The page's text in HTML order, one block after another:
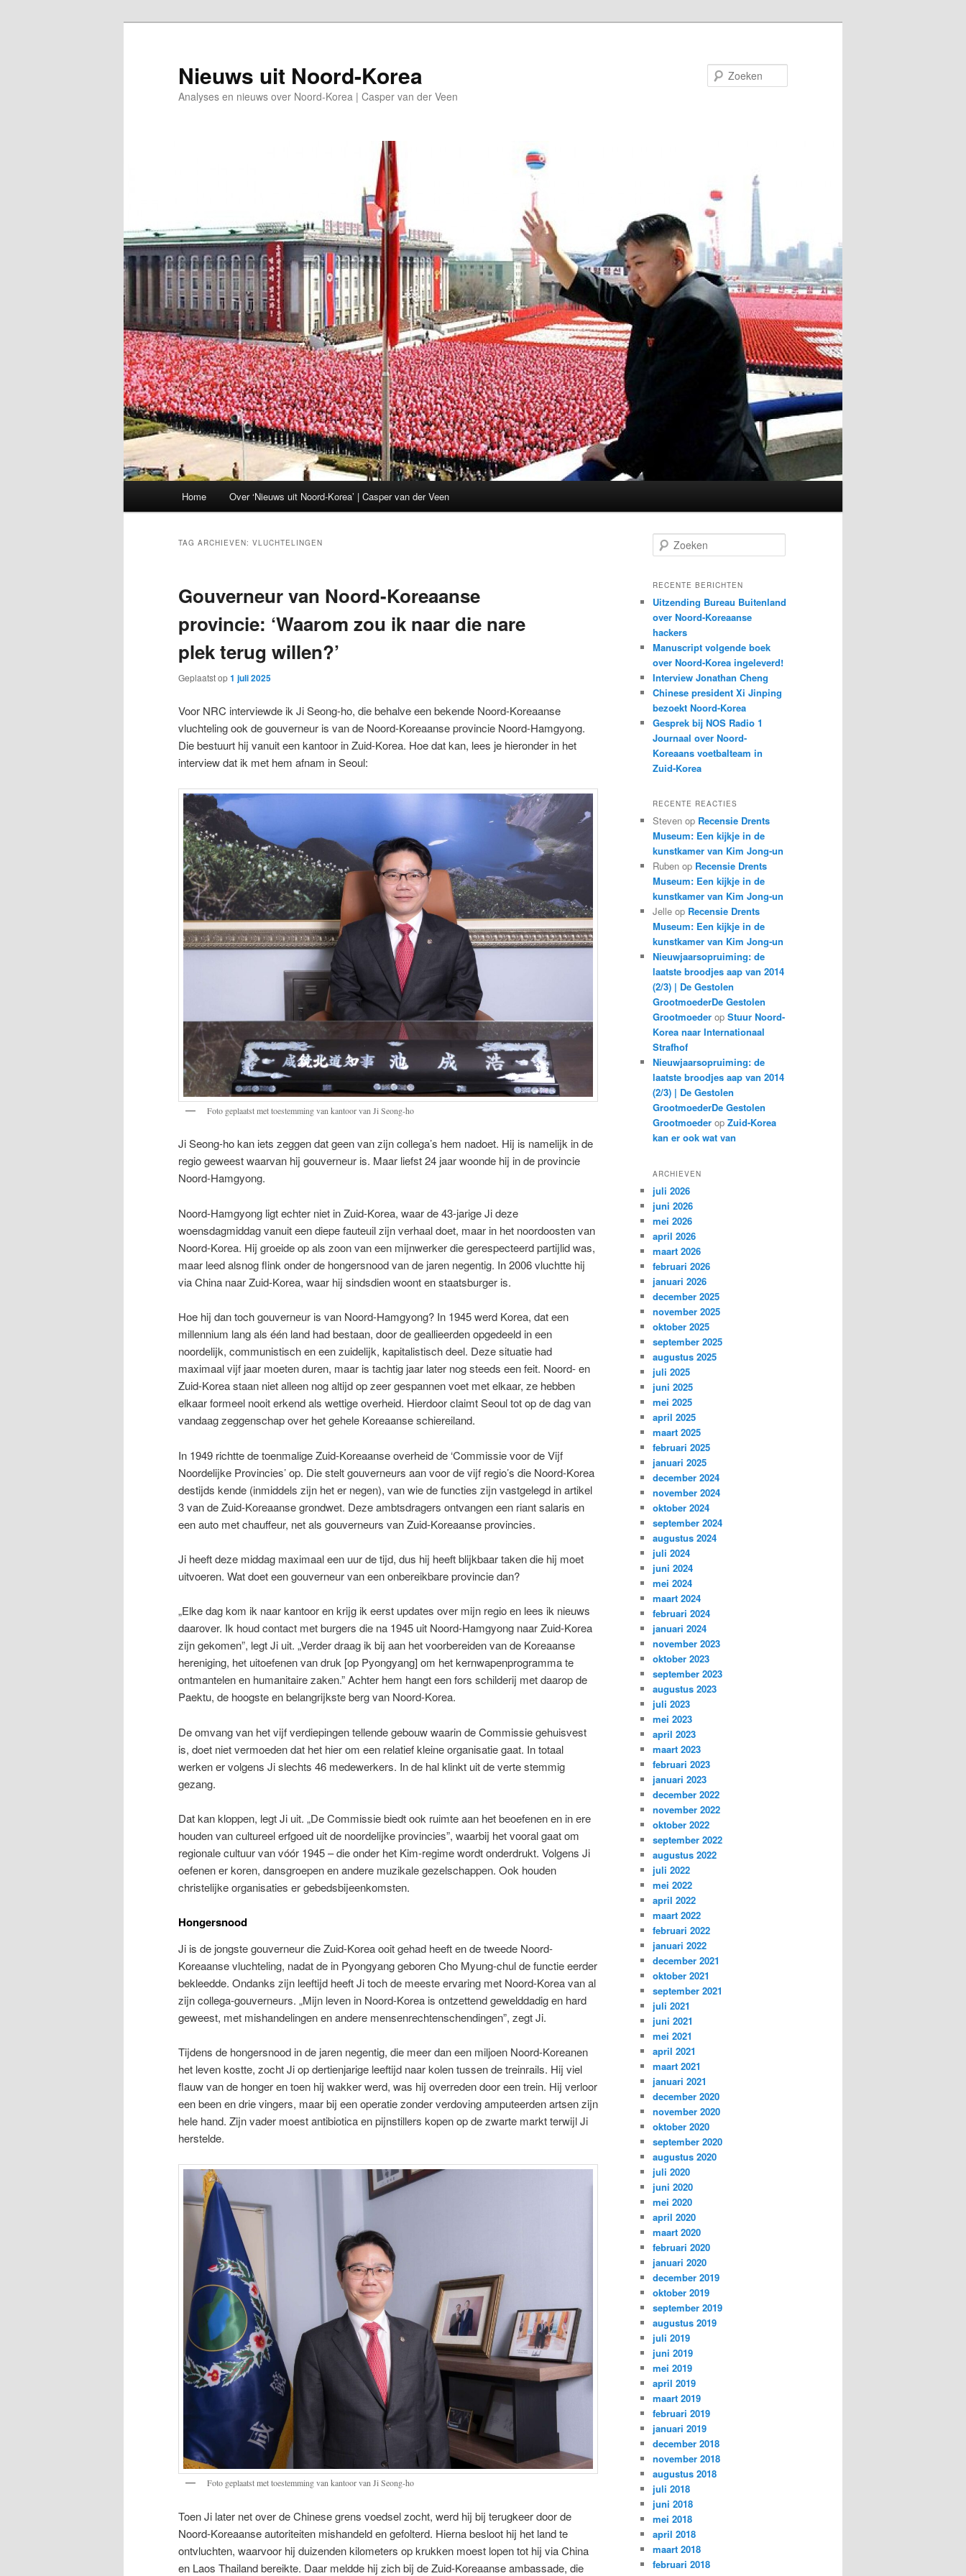
Nieuws uit Noord-Korea
Analyses en nieuws over Noord-Korea | Casper van der Veen
Home Over ‘Nieuws uit Noord-Korea’ | Casper van der Veen
TAG ARCHIEVEN: VLUCHTELINGEN
Gouverneur van Noord-Koreaanse
provincie: ‘Waarom zou ik naar die nare
plek terug willen?’
Geplaatst op1 juli 2025
Voor NRC interviewde ik Ji Seong-ho, die behalve een bekende Noord-Koreaanse
vluchteling ook de gouverneur is van de Noord-Koreaanse provincie Noord-Hamgyong.
Die bestuurt hij vanuit een kantoor in Zuid-Korea. Hoe dat kan, lees je hieronder in het
interview dat ik met hem afnam in Seoul:
Foto geplaatst met toestemming van kantoor van Ji Seong-ho
Ji Seong-ho kan iets zeggen dat geen van zijn collega’s hem nadoet. Hij is namelijk in de
regio geweest waarvan hij gouverneur is. Maar liefst 24 jaar woonde hij in de provincie
Noord-Hamgyong.
Noord-Hamgyong ligt echter niet in Zuid-Korea, waar de 43-jarige Ji deze
woensdagmiddag vanuit een diepe fauteuil zijn verhaal doet, maar in het noordoosten van
Noord-Korea. Hij groeide op als zoon van een mijnwerker die gerespecteerd partijlid was,
maar leed alsnog flink onder de hongersnood van de jaren negentig. In 2006 vluchtte hij
via China naar Zuid-Korea, waar hij sindsdien woont en staatsburger is.
Hoe hij dan toch gouverneur is van Noord-Hamgyong? In 1945 werd Korea, dat een
millennium lang als één land had bestaan, door de geallieerden opgedeeld in een
noordelijk, communistisch en een zuidelijk, kapitalistisch deel. Deze situatie had
maximaal vijf jaar moeten duren, maar is tachtig jaar later nog steeds een feit. Noord- en
Zuid-Korea staan niet alleen nog altijd op zeer gespannen voet met elkaar, ze hebben
elkaar formeel nooit erkend als wettige overheid. Hierdoor claimt Seoul tot op de dag van
vandaag zeggenschap over het gehele Koreaanse schiereiland.
In 1949 richtte de toenmalige Zuid-Koreaanse overheid de ‘Commissie voor de Vijf
Noordelijke Provincies’ op. Die stelt gouverneurs aan voor de vijf regio’s die Noord-Korea
destijds kende (inmiddels zijn het er negen), van wie de functies zijn vastgelegd in artikel
3 van de Zuid-Koreaanse grondwet. Deze ambtsdragers ontvangen een riant salaris en
een auto met chauffeur, net als gouverneurs van Zuid-Koreaanse provincies.
Ji heeft deze middag maximaal een uur de tijd, dus hij heeft blijkbaar taken die hij moet
uitvoeren. Wat doet een gouverneur van een onbereikbare provincie dan?
„Elke dag kom ik naar kantoor en krijg ik eerst updates over mijn regio en lees ik nieuws
daarover. Ik houd contact met burgers die na 1945 uit Noord-Hamgyong naar Zuid-Korea
zijn gekomen”, legt Ji uit. „Verder draag ik bij aan het voorbereiden van de Koreaanse
hereniging, het uitoefenen van druk [op Pyongyang] om het kernwapenprogramma te
ontmantelen en humanitaire zaken.” Achter hem hangt een fors schilderij met daarop de
Paektu, de hoogste en belangrijkste berg van Noord-Korea.
De omvang van het vijf verdiepingen tellende gebouw waarin de Commissie gehuisvest
is, doet niet vermoeden dat het hier om een relatief kleine organisatie gaat. In totaal
werken er volgens Ji slechts 46 medewerkers. In de hal klinkt uit de verte stemmig
gezang.
Dat kan kloppen, legt Ji uit. „De Commissie biedt ook ruimte aan het beoefenen en in ere
houden van cultureel erfgoed uit de noordelijke provincies”, waarbij het vooral gaat om
regionale cultuur van vóór 1945 – die onder het Kim-regime wordt onderdrukt. Volgens Ji
oefenen er koren, dansgroepen en andere muzikale gezelschappen. Ook houden
christelijke organisaties er gebedsbijeenkomsten.
Hongersnood
Ji is de jongste gouverneur die Zuid-Korea ooit gehad heeft en de tweede Noord-
Koreaanse vluchteling, nadat de in Pyongyang geboren Cho Myung-chul de functie eerder
bekleedde. Ondanks zijn leeftijd heeft Ji toch de meeste ervaring met Noord-Korea van al
zijn collega-gouverneurs. „Mijn leven in Noord-Korea is ontzettend gewelddadig en hard
geweest, met mishandelingen en andere mensenrechtenschendingen”, zegt Ji.
Tijdens de hongersnood in de jaren negentig, die meer dan een miljoen Noord-Koreanen
het leven kostte, zocht Ji op dertienjarige leeftijd naar kolen tussen de treinrails. Hij viel
flauw van de honger en toen hij wakker werd, was hij overreden door een trein. Hij verloor
een been en drie vingers, maar bij een operatie zonder verdoving amputeerden artsen zijn
hele hand. Zijn vader moest antibiotica en pijnstillers kopen op de zwarte markt terwijl Ji
herstelde.
Foto geplaatst met toestemming van kantoor van Ji Seong-ho
Toen Ji later net over de Chinese grens voedsel zocht, werd hij bij terugkeer door de
Noord-Koreaanse autoriteiten mishandeld en gefolterd. Hierna besloot hij het land te
ontvluchten, waarvoor hij duizenden kilometers op krukken moest lopen tot hij via China
en Laos Thailand bereikte. Daar meldde hij zich bij de Zuid-Koreaanse ambassade, die
o
k
n
RECENTE BERICHTEN
Uitzending Bureau Buitenland
over Noord-Koreaanse
hackers
Manuscript volgende boek
over Noord-Korea ingeleverd!
Interview Jonathan Cheng
Chinese president Xi Jinping
bezoekt Noord-Korea
Gesprek bij NOS Radio 1
Journaal over Noord-
Koreaans voetbalteam in
Zuid-Korea
RECENTE REACTIES
Steven op Recensie Drents
Museum: Een kijkje in de
kunstkamer van Kim Jong-un
Ruben op Recensie Drents
Museum: Een kijkje in de
kunstkamer van Kim Jong-un
Jelle op Recensie Drents
Museum: Een kijkje in de
kunstkamer van Kim Jong-un
Nieuwjaarsopruiming: de
laatste broodjes aap van 2014
(2/3) | De Gestolen
GrootmoederDe Gestolen
Grootmoeder op Stuur Noord-
Korea naar Internationaal
Strafhof
Nieuwjaarsopruiming: de
laatste broodjes aap van 2014
(2/3) | De Gestolen
GrootmoederDe Gestolen
Grootmoeder op Zuid-Korea
kan er ook wat van
ARCHIEVEN
juli 2026
juni 2026
mei 2026
april 2026
maart 2026
februari 2026
januari 2026
december 2025
november 2025
oktober 2025
september 2025
augustus 2025
juli 2025
juni 2025
mei 2025
april 2025
maart 2025
februari 2025
januari 2025
december 2024
november 2024
oktober 2024
september 2024
augustus 2024
juli 2024
juni 2024
mei 2024
maart 2024
februari 2024
januari 2024
november 2023
oktober 2023
september 2023
augustus 2023
juli 2023
mei 2023
april 2023
maart 2023
februari 2023
januari 2023
december 2022
november 2022
oktober 2022
september 2022
augustus 2022
juli 2022
mei 2022
april 2022
maart 2022
februari 2022
januari 2022
december 2021
oktober 2021
september 2021
juli 2021
juni 2021
mei 2021
april 2021
maart 2021
januari 2021
december 2020
november 2020
oktober 2020
september 2020
augustus 2020
juli 2020
juni 2020
mei 2020
april 2020
maart 2020
februari 2020
januari 2020
december 2019
oktober 2019
september 2019
augustus 2019
juli 2019
juni 2019
mei 2019
april 2019
maart 2019
februari 2019
januari 2019
december 2018
november 2018
augustus 2018
juli 2018
juni 2018
mei 2018
april 2018
maart 2018
februari 2018